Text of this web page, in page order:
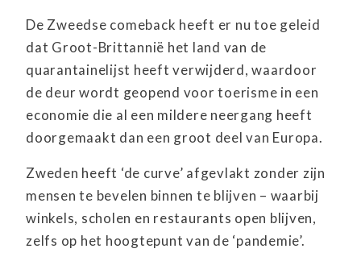
De Zweedse comeback heeft er nu toe geleid
dat Groot-Brittannië het land van de
quarantainelijst heeft verwijderd, waardoor
de deur wordt geopend voor toerisme in een
economie die al een mildere neergang heeft
doorgemaakt dan een groot deel van Europa.
Zweden heeft ‘de curve’ afgevlakt zonder zijn
mensen te bevelen binnen te blijven – waarbij
winkels, scholen en restaurants open blijven,
zelfs op het hoogtepunt van de ‘pandemie’.